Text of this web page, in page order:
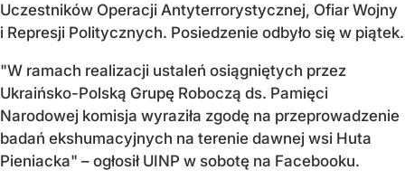
Uczestników Operacji Antyterrorystycznej, Ofiar Wojny
i Represji Politycznych. Posiedzenie odbyło się w piątek.
"W ramach realizacji ustaleń osiągniętych przez
Ukraińsko-Polską Grupę Roboczą ds. Pamięci
Narodowej komisja wyraziła zgodę na przeprowadzenie
badań ekshumacyjnych na terenie dawnej wsi Huta
Pieniacka" – ogłosił UINP w sobotę na Facebooku.